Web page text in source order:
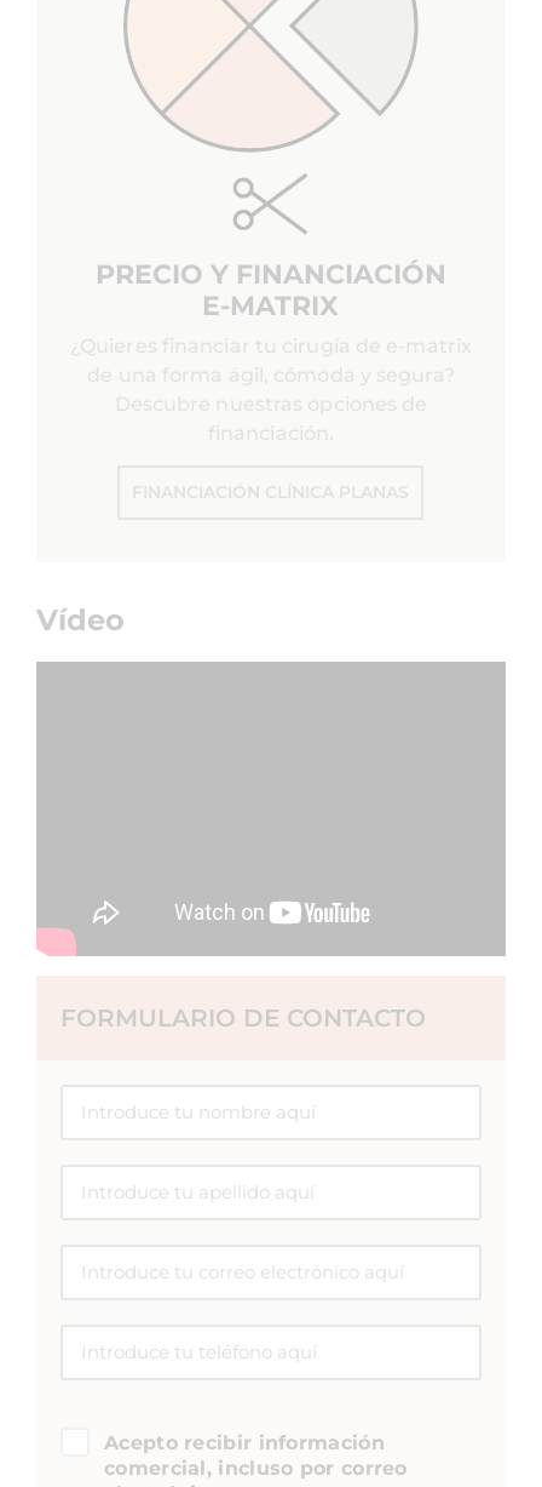
PRECIO Y FINANCIACIÓN
E-MATRIX
¿Quieres financiar tu cirugía de e-matrix
de una forma ágil, cómoda y segura?
Descubre nuestras opciones de
financiación.
FINANCIACIÓN CLÍNICA PLANAS
Vídeo
FORMULARIO DE CONTACTO
Acepto recibir información
comercial, incluso por correo